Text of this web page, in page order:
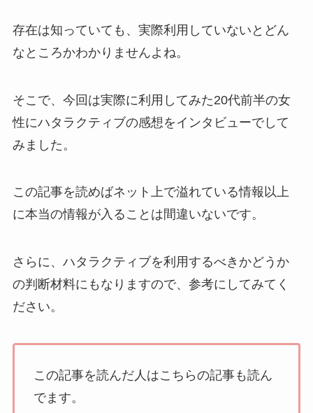
存在は知っていても、実際利用していないとどん
なところかわかりませんよね。
そこで、今回は実際に利用してみた20代前半の女
性にハタラクティブの感想をインタビューでして
みました。
この記事を読めばネット上で溢れている情報以上
に本当の情報が入ることは間違いないです。
さらに、ハタラクティブを利用するべきかどうか
の判断材料にもなりますので、参考にしてみてく
ださい。
この記事を読んだ人はこちらの記事も読ん
でます。